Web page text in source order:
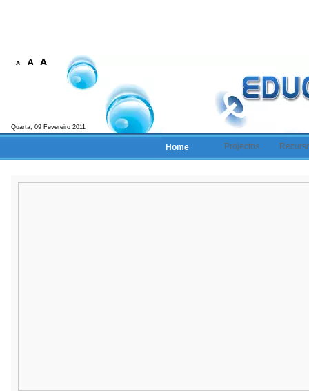
Quarta, 09 Fevereiro 2011
Home Projectos